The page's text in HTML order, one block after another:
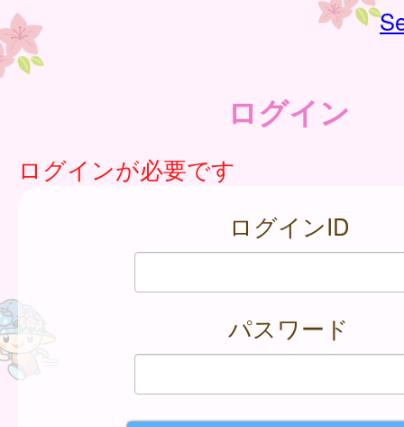
ログイン
ログインが必要です
ログインID
パスワード